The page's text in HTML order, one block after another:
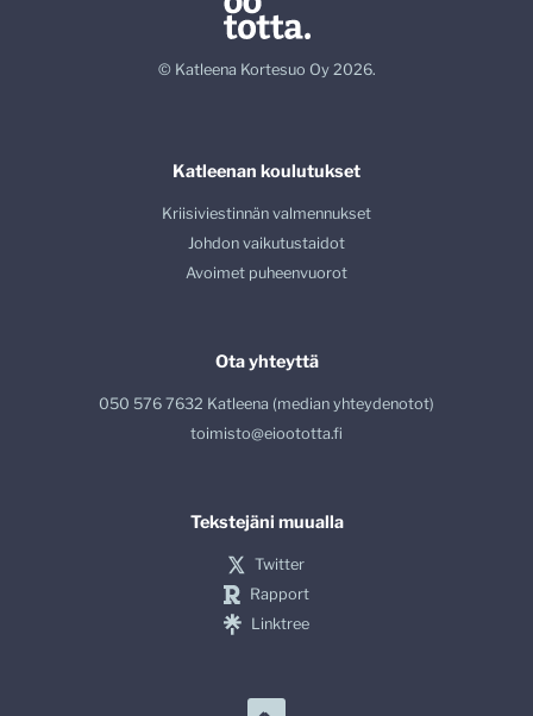
© Katleena Kortesuo Oy 2026.
Katleenan koulutukset
Kriisiviestinnän valmennukset
Johdon vaikutustaidot
Avoimet puheenvuorot
Ota yhteyttä
050 576 7632 Katleena (median yhteydenotot)
toimisto@eioototta.fi
Tekstejäni muualla
Twitter
Rapport
Linktree